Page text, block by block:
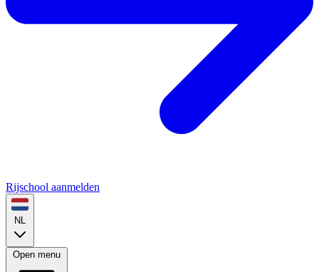
Rijschool aanmelden
NL
Open menu